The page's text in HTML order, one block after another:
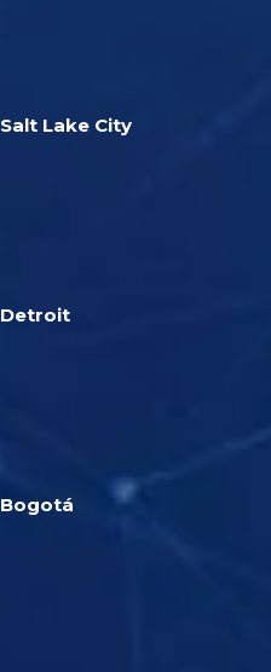
Salt Lake City
Detroit
Bogotá